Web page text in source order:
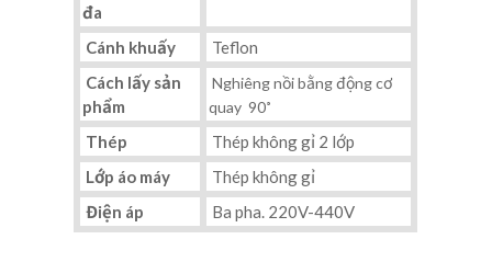
đa
Cánh khuấy
Teflon
Cách lấy sản
phẩm
Nghiêng nồi bằng động cơ
quay 90˚
Thép
Thép không gỉ 2 lớp
Lớp áo máy
Thép không gỉ
Điện áp
Ba pha. 220V-440V